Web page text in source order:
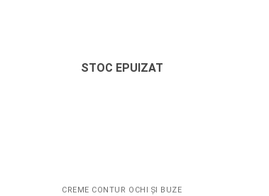
STOC EPUIZAT
CREME CONTUR OCHI ȘI BUZE